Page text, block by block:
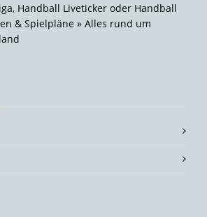
Handball Liveticker oder Handball
& Spielpläne » Alles rund um